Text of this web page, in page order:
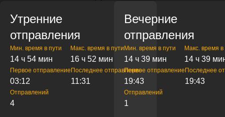
Утренние
отправления
Мин. время в пути
14 ч 54 мин
Макс. время в пути
16 ч 52 мин
Первое отправление
03:12
Последнее отправление
11:31
Отправлений
4
Вечерние
отправления
Мин. время в пути
14 ч 39 мин
Макс. время в
14 ч 39
Первое отправление
19:43
Последнее
19:43
Отправлений
1